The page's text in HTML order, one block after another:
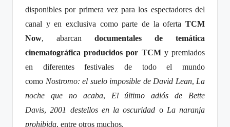
disponibles por primera vez para los espectadores del
canal y en exclusiva como parte de la oferta TCM
Now, abarcan documentales de temática
cinematográfica producidos por TCMy premiados
en diferentes festivales de todo el mundo
como Nostromo: el suelo imposible de David Lean, La
noche que no acaba, El último adiós de Bette
Davis,2001 destellos en la oscuridad o La naranja
prohibida, entre otros muchos.